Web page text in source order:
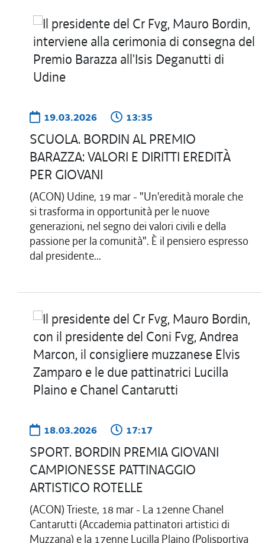
19.03.2026 13:35
SCUOLA. BORDIN AL PREMIO
BARAZZA: VALORI E DIRITTI EREDITÀ
PER GIOVANI
(ACON) Udine, 19 mar - "Un'eredità morale che
si trasforma in opportunità per le nuove
generazioni, nel segno dei valori civili e della
passione per la comunità". È il pensiero espresso
dal presidente...
18.03.2026 17:17
SPORT. BORDIN PREMIA GIOVANI
CAMPIONESSE PATTINAGGIO
ARTISTICO ROTELLE
(ACON) Trieste, 18 mar - La 12enne Chanel
Cantarutti (Accademia pattinatori artistici di
Muzzana) e la 17enne Lucilla Plaino (Polisportiva